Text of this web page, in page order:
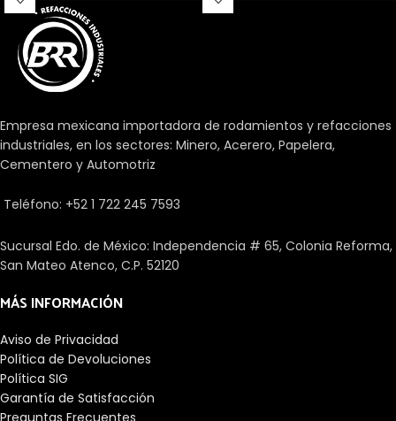
las ventajas de las tradicionales
Empresa mexicana importadora de rodamientos y refacciones
industriales, en los sectores: Minero, Acerero, Papelera,
Cementero y Automotriz
Teléfono: +52 1 722 245 7593
Sucursal Edo. de México: Independencia # 65, Colonia Reforma,
San Mateo Atenco, C.P. 52120
MÁS INFORMACIÓN
Aviso de Privacidad
Política de Devoluciones
Política SIG
Garantía de Satisfacción
Preguntas Frecuentes